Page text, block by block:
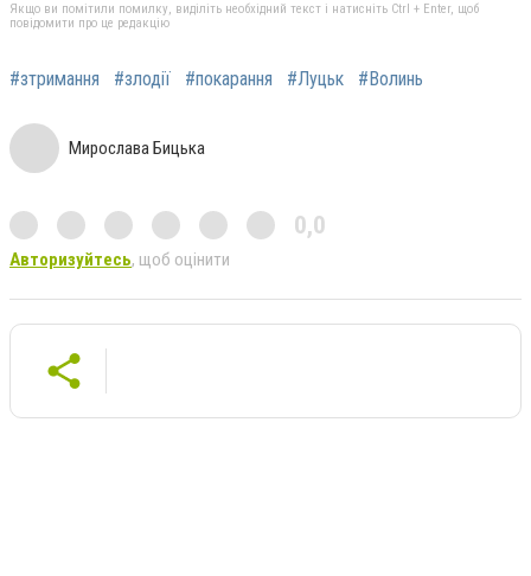
Якщо ви помітили помилку, виділіть необхідний текст і натисніть Ctrl + Enter, щоб
повідомити про це редакцію
#зтримання #злодії #покарання #Луцьк #Волинь
Мирослава Бицька
0,0
Авторизуйтесь, щоб оцінити